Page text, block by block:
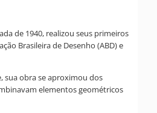
de 1940, realizou seus primeiros
Brasileira de Desenho (ABD) e
sua obra se aproximou dos
elementos geométricos